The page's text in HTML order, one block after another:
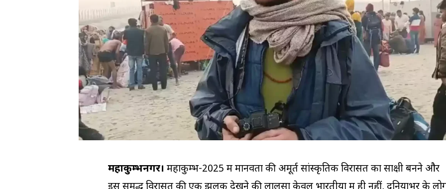
महाकुम्भनगर। महाकुम्भ-2025 में मानवता की अमूर्त सांस्कृतिक विरासत का साक्षी बनने और